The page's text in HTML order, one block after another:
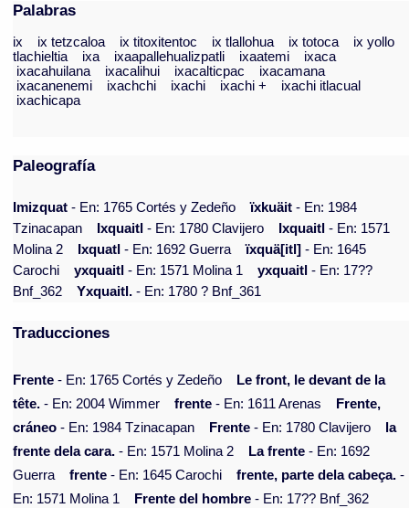
Palabras
ix ix tetzcaloa ix titoxitentoc ix tlallohua ix totoca
ix yollo
tlachieltia
ixa ixaapallehualizpatli ixaatemi
ixaca
ixacahuilana
ixacalihui ixacalticpac
ixacamana
ixacanenemi
ixachchi ixachi ixachi +
ixachi itlacual
ixachicapa
Paleografía
Imizquat - En: 1765 Cortés y Zedeño ïxkuäit - En: 1984
Tzinacapan
Ixquaitl - En: 1780 Clavijero Ixquaitl - En: 1571
Molina 2
Ixquatl - En: 1692 Guerra ïxquä[itl] - En: 1645
Carochi
yxquaitl - En: 1571 Molina 1 yxquaitl - En: 17??
Bnf_362
Yxquaitl. - En: 1780 ? Bnf_361
Traducciones
Frente - En: 1765 Cortés y Zedeño
Le front, le devant de la
tête. - En: 2004 Wimmer frente - En: 1611 Arenas
Frente,
cráneo - En: 1984 Tzinacapan Frente - En: 1780 Clavijero
la
frente dela cara. - En: 1571 Molina 2 La frente - En: 1692
Guerra
frente - En: 1645 Carochi frente, parte dela cabeça. -
En: 1571 Molina 1
Frente del hombre - En: 17?? Bnf_362